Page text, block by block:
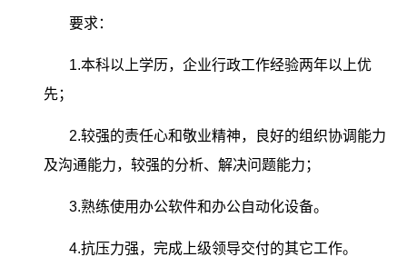
要求：
1.本科以上学历，企业行政工作经验两年以上优
先；
2.较强的责任心和敬业精神，良好的组织协调能力
及沟通能力，较强的分析、解决问题能力；
3.熟练使用办公软件和办公自动化设备。
4.抗压力强，完成上级领导交付的其它工作。